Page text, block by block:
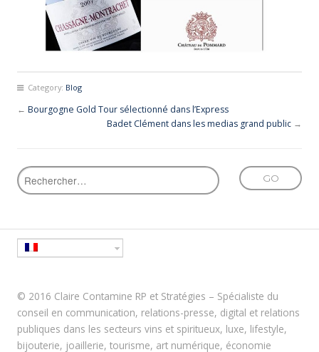
Category: Blog
← Bourgogne Gold Tour sélectionné dans l’Express
Badet Clément dans les medias grand public →
© 2016 Claire Contamine RP et Stratégies – Spécialiste du
conseil en communication, relations-presse, digital et relations
publiques dans les secteurs vins et spiritueux, luxe, lifestyle,
bijouterie, joaillerie, tourisme, art numérique, économie